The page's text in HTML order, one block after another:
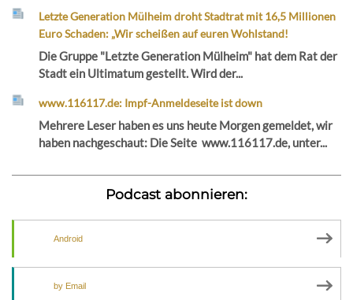
Letzte Generation Mülheim droht Stadtrat mit 16,5 Millionen
Euro Schaden: „Wir scheißen auf euren Wohlstand!
Die Gruppe "Letzte Generation Mülheim" hat dem Rat der
Stadt ein Ultimatum gestellt. Wird der...
www.116117.de: Impf-Anmeldeseite ist down
Mehrere Leser haben es uns heute Morgen gemeldet, wir
haben nachgeschaut: Die Seite www.116117.de, unter...
Podcast abonnieren:
Android
by Email